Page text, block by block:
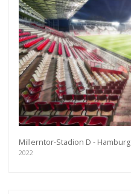
Millerntor-Stadion D - Hamburg
2022